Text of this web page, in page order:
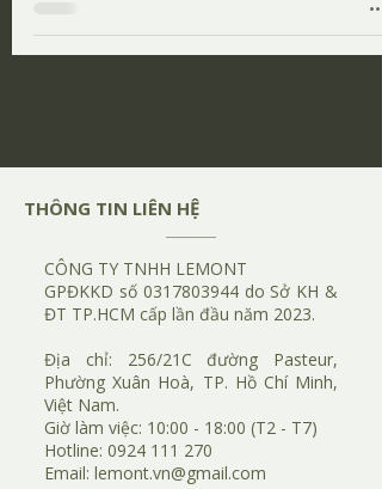
​THÔNG TIN LIÊN HỆ
CÔNG TY TNHH LEMONT
​GPĐKKD số 0317803944do Sở KH &
ĐT TP.HCM cấp lần đầu năm 2023.
​Địa chỉ: 256/21C đường Pasteur,
Phường Xuân Hoà, TP. Hồ Chí Minh,
Việt Nam.
Giờ làm việc: 10:00 - 18:00 (T2 - T7)
Hotline: 0924 111 270
​Email: lemont.vn@gmail.com